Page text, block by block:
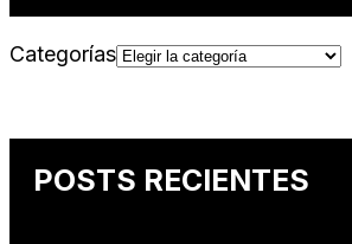
Categorías
POSTS RECIENTES